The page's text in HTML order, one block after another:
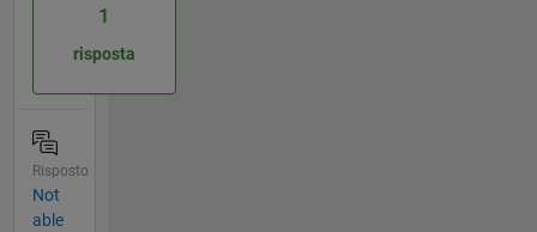
1
risposta
Risposto
Not
able